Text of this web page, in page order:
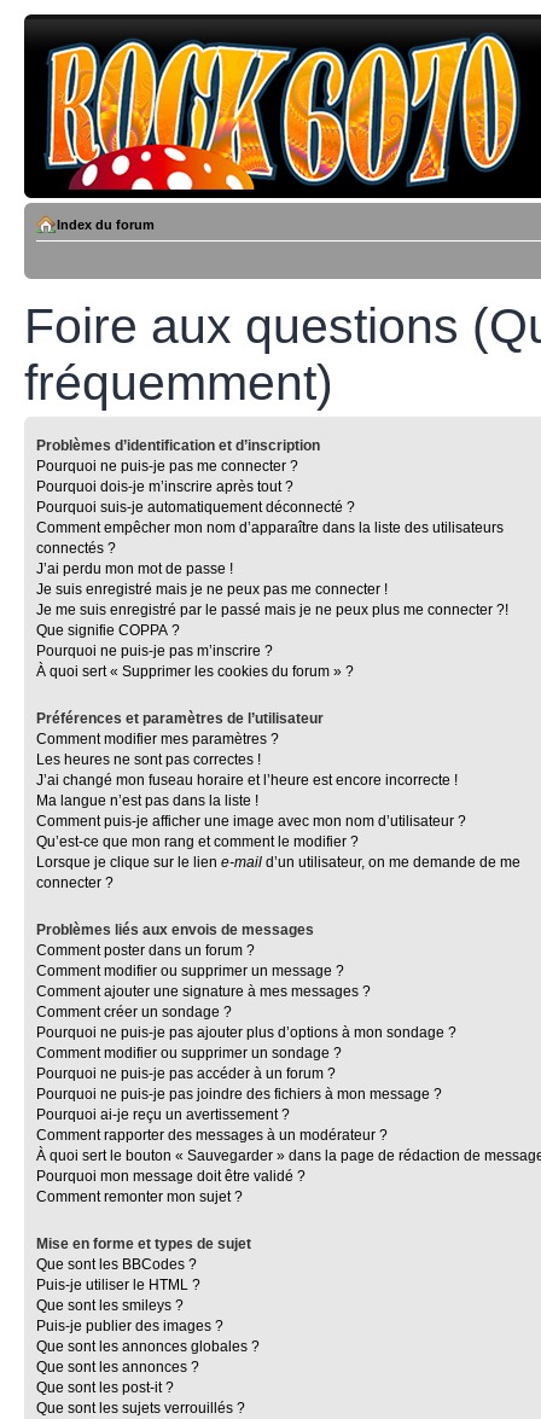
Index du forum
Foire aux questions
fréquemment)
Problèmes d’identification et d’inscription
Pourquoi ne puis-je pas me connecter ?
Pourquoi dois-je m’inscrire après tout ?
Pourquoi suis-je automatiquement déconnecté ?
Comment empêcher mon nom d’apparaître dans la liste des utilisateurs
connectés ?
J’ai perdu mon mot de passe !
Je suis enregistré mais je ne peux pas me connecter !
Je me suis enregistré par le passé mais je ne peux plus me connecter ?!
Que signifie COPPA ?
Pourquoi ne puis-je pas m’inscrire ?
À quoi sert « Supprimer les cookies du forum » ?
Préférences et paramètres de l’utilisateur
Comment modifier mes paramètres ?
Les heures ne sont pas correctes !
J’ai changé mon fuseau horaire et l’heure est encore incorrecte !
Ma langue n’est pas dans la liste !
Comment puis-je afficher une image avec mon nom d’utilisateur ?
Qu’est-ce que mon rang et comment le modifier ?
Lorsque je clique sur le lien e-mail d’un utilisateur, on me demande de me
connecter ?
Problèmes liés aux envois de messages
Comment poster dans un forum ?
Comment modifier ou supprimer un message ?
Comment ajouter une signature à mes messages ?
Comment créer un sondage ?
Pourquoi ne puis-je pas ajouter plus d’options à mon sondage ?
Comment modifier ou supprimer un sondage ?
Pourquoi ne puis-je pas accéder à un forum ?
Pourquoi ne puis-je pas joindre des fichiers à mon message ?
Pourquoi ai-je reçu un avertissement ?
Comment rapporter des messages à un modérateur ?
À quoi sert le bouton « Sauvegarder » dans la page de rédaction de
Pourquoi mon message doit être validé ?
Comment remonter mon sujet ?
Mise en forme et types de sujet
Que sont les BBCodes ?
Puis-je utiliser le HTML ?
Que sont les smileys ?
Puis-je publier des images ?
Que sont les annonces globales ?
Que sont les annonces ?
Que sont les post-it ?
Que sont les sujets verrouillés ?